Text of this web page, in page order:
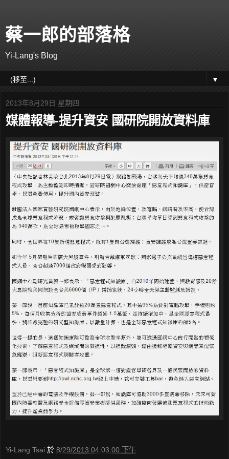
蔡一郎的部落格
Yi-Lang's Blog
▼
2013年8月29日 星期四
媒體報導-提升資安 國研院開放資料庫
Yi-Lang Tsai 於 8/29/2013 04:03:00 下午